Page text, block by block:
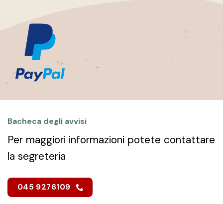
Bacheca degli avvisi
Per maggiori informazioni potete contattare
la segreteria
045 9276109